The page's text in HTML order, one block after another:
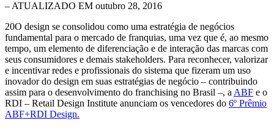
– ATUALIZADO EM outubro 28, 2016
20O design se consolidou como uma estratégia de negócios
fundamental para o mercado de franquias, uma vez que é, ao mesmo
tempo, um elemento de diferenciação e de interação das marcas com
seus consumidores e demais stakeholders. Para reconhecer, valorizar
e incentivar redes e profissionais do sistema que fizeram um uso
inovador do design em suas estratégias de negócio – contribuindo
assim para o desenvolvimento do franchising no Brasil –, a ABF e o
RDI – Retail Design Institute anunciam os vencedores do 6º Prêmio
ABF+RDI Design.